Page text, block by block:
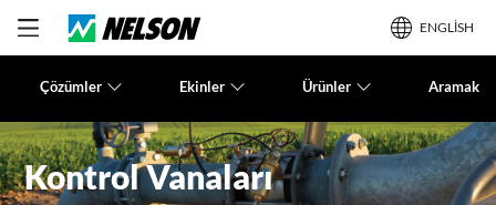
ENGLISH
Çözümler Ekinler Ürünler Aramak
Kontrol Vanaları